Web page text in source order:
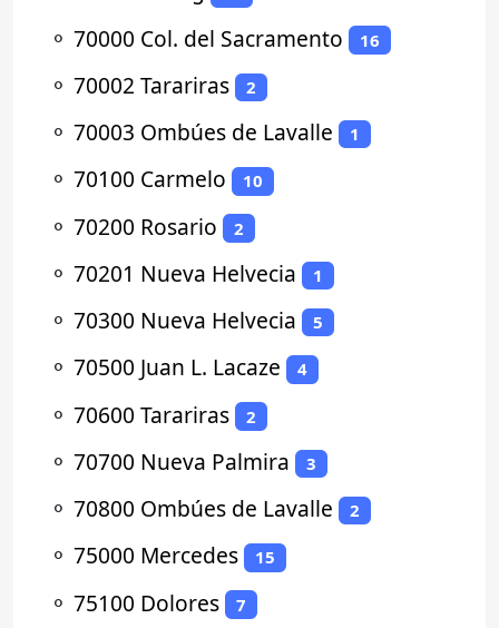
⚬ 70000 Col. del Sacramento 16
⚬ 70002 Tarariras 2
⚬ 70003 Ombúes de Lavalle 1
⚬ 70100 Carmelo 10
⚬ 70200 Rosario 2
⚬ 70201 Nueva Helvecia 1
⚬ 70300 Nueva Helvecia 5
⚬ 70500 Juan L. Lacaze 4
⚬ 70600 Tarariras 2
⚬ 70700 Nueva Palmira 3
⚬ 70800 Ombúes de Lavalle 2
⚬ 75000 Mercedes 15
⚬ 75100 Dolores 7